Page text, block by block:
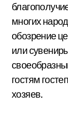
многих
обозрение
или
гостям
хозяев.